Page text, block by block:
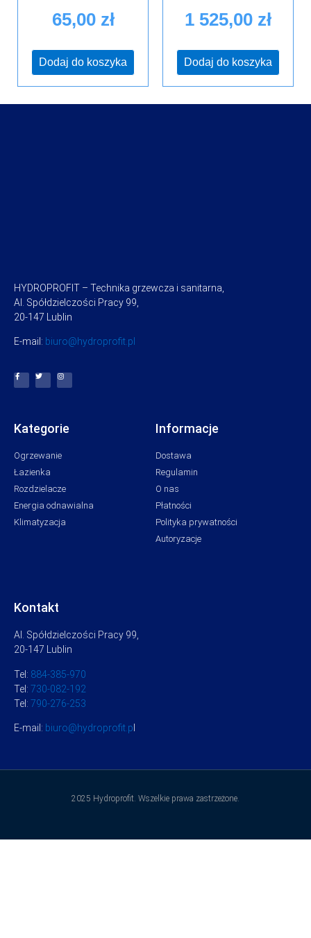
65,00 zł
Dodaj do koszyka
1 525,00 zł
Dodaj do koszyka
HYDROPROFIT – Technika grzewcza i sanitarna,
Al. Spółdzielczości Pracy 99,
20-147 Lublin
E-mail: biuro@hydroprofit.pl
Kategorie
Ogrzewanie
Łazienka
Rozdzielacze
Energia odnawialna
Klimatyzacja
Informacje
Dostawa
Regulamin
O nas
Płatności
Polityka prywatności
Autoryzacje
Kontakt
Al. Spółdzielczości Pracy 99,
20-147 Lublin
Tel: 884-385-970
Tel: 730-082-192
Tel: 790-276-253
E-mail: biuro@hydroprofit.p
2025 Hydroprofit. Wszelkie prawa zastrzeżone.